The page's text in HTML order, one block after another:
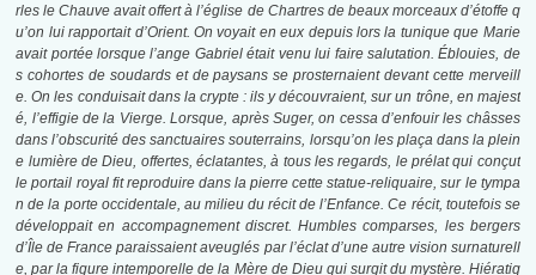
rles le Chauve avait offert à l’église de Chartres de beaux morceaux d’étoffe q
u’on lui rapportait d’Orient. On voyait en eux depuis lors la tunique que Marie
avait portée lorsque l’ange Gabriel était venu lui faire salutation. Éblouies, de
s cohortes de soudards et de paysans se prosternaient devant cette merveill
e. On les conduisait dans la crypte : ils y découvraient, sur un trône, en majest
é, l’effigie de la Vierge. Lorsque, après Suger, on cessa d’enfouir les châsses
dans l’obscurité des sanctuaires souterrains, lorsqu’on les plaça dans la plein
e lumière de Dieu, offertes, éclatantes, à tous les regards, le prélat qui conçut
le portail royal fit reproduire dans la pierre cette statue-reliquaire, sur le tympa
n de la porte occidentale, au milieu du récit de l’Enfance. Ce récit, toutefois se
développait en accompagnement discret. Humbles comparses, les bergers
d’Île de France paraissaient aveuglés par l’éclat d’une autre vision surnaturell
e, par la figure intemporelle de la Mère de Dieu qui surgit du mystère. Hiératiq